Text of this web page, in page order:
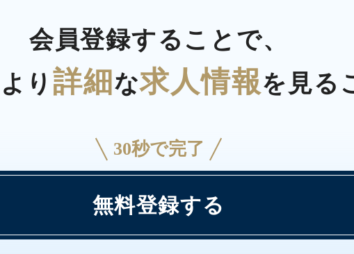
会員登録することで、
より 詳細 な求人情報を見る
30秒で完了
無料登録する